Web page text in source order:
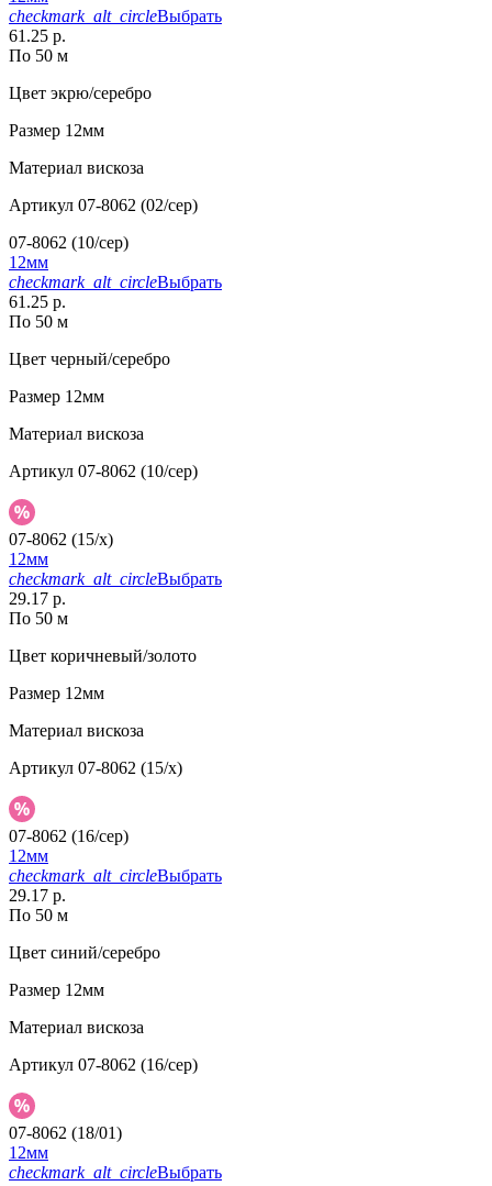
checkmark_alt_circleВыбрать
61.25 р.
По 50 м
Цвет экрю/серебро
Размер 12мм
Материал вискоза
Артикул 07-8062 (02/сер)
07-8062 (10/сер)
12мм
checkmark_alt_circleВыбрать
61.25 р.
По 50 м
Цвет черный/серебро
Размер 12мм
Материал вискоза
Артикул 07-8062 (10/сер)
07-8062 (15/x)
12мм
checkmark_alt_circleВыбрать
29.17 р.
По 50 м
Цвет коричневый/золото
Размер 12мм
Материал вискоза
Артикул 07-8062 (15/x)
07-8062 (16/сер)
12мм
checkmark_alt_circleВыбрать
29.17 р.
По 50 м
Цвет синий/серебро
Размер 12мм
Материал вискоза
Артикул 07-8062 (16/сер)
07-8062 (18/01)
12мм
checkmark_alt_circleВыбрать